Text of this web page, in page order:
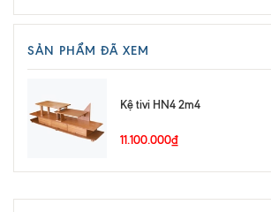
SẢN PHẨM ĐÃ XEM
Kệ tivi HN4 2m4
11.100.000₫